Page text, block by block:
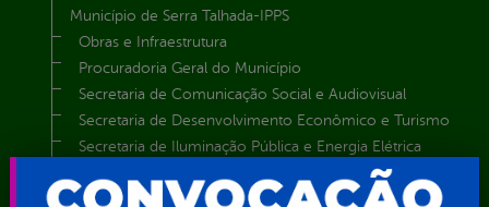
Município de Serra Talhada-IPPS
Obras e Infraestrutura
Procuradoria Geral do Município
Secretaria de Comunicação Social e Audiovisual
Secretaria de Desenvolvimento Econômico e Turismo
Secretaria de Iluminação Pública e Energia Elétrica
Secretaria Municipal de Administração – SAD